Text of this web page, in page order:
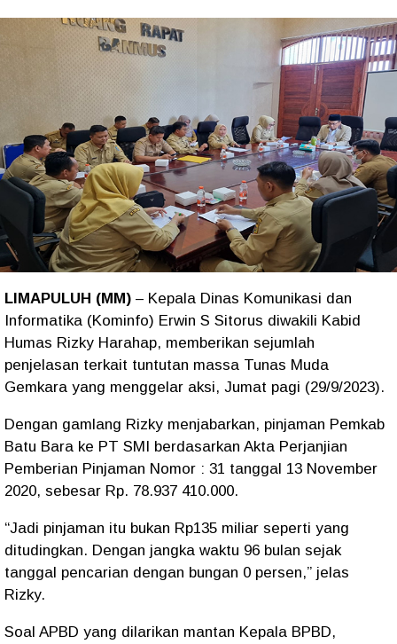
LIMAPULUH (MM) – Kepala Dinas Komunikasi dan
Informatika (Kominfo) Erwin S Sitorus diwakili Kabid
Humas Rizky Harahap, memberikan sejumlah
penjelasan terkait tuntutan massa Tunas Muda
Gemkara yang menggelar aksi, Jumat pagi (29/9/2023).
Dengan gamlang Rizky menjabarkan, pinjaman Pemkab
Batu Bara ke PT SMI berdasarkan Akta Perjanjian
Pemberian Pinjaman Nomor : 31 tanggal 13 November
2020, sebesar Rp. 78.937 410.000.
“Jadi pinjaman itu bukan Rp135 miliar seperti yang
ditudingkan. Dengan jangka waktu 96 bulan sejak
tanggal pencarian dengan bungan 0 persen,” jelas
Rizky.
Soal APBD yang dilarikan mantan Kepala BPBD,